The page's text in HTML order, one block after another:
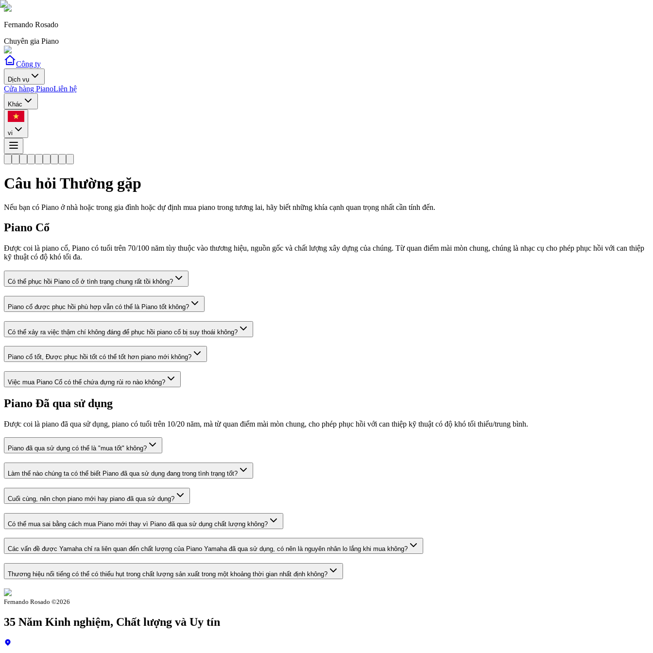
Fernando Rosado
Chuyên gia Piano
Công ty
Dịch vụ
Cửa hàng PianoLiên hệ
Khác
vi
Câu hỏi Thường gặp
Nếu bạn có Piano ở nhà hoặc trong gia đình hoặc dự định mua piano trong tương lai, hãy biết những khía cạnh quan trọng nhất cần tính đến.
Piano Cổ
Được coi là piano cổ, Piano có tuổi trên 70/100 năm tùy thuộc vào thương hiệu, nguồn gốc và chất lượng xây dựng của chúng. Từ quan điểm mài mòn chung, chúng là nhạc cụ cho phép phục hồi với can thiệp
kỹ thuật có độ khó tối đa.
Có thể phục hồi Piano cổ ở tình trạng chung rất tồi không?
Piano cổ được phục hồi phù hợp vẫn có thể là Piano tốt không?
Có thể xảy ra việc thậm chí không đáng để phục hồi piano cổ bị suy thoái không?
Piano cổ tốt, Được phục hồi tốt có thể tốt hơn piano mới không?
Việc mua Piano Cổ có thể chứa đựng rủi ro nào không?
Piano Đã qua sử dụng
Được coi là piano đã qua sử dụng, piano có tuổi trên 10/20 năm, mà từ quan điểm mài mòn chung, cho phép phục hồi với can thiệp kỹ thuật có độ khó tối thiểu/trung bình.
Piano đã qua sử dụng có thể là "mua tốt" không?
Làm thế nào chúng ta có thể biết Piano đã qua sử dụng đang trong tình trạng tốt?
Cuối cùng, nên chọn piano mới hay piano đã qua sử dụng?
Có thể mua sai bằng cách mua Piano mới thay vì Piano đã qua sử dụng chất lượng không?
Các vấn đề được Yamaha chỉ ra liên quan đến chất lượng của Piano Yamaha đã qua sử dụng, có nên là nguyên nhân lo lắng khi mua không?
Thương hiệu nổi tiếng có thể có thiếu hụt trong chất lượng sản xuất trong một khoảng thời gian nhất định không?
Fernando Rosado ©2026
35 Năm Kinh nghiệm, Chất lượng và Uy tín